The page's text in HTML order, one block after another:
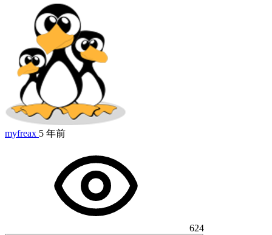
myfreax 5 年前
624